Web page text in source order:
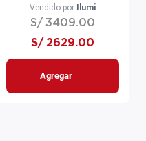
Vendido por Ilumi
S/ 3409.00
S/ 2629.00
Agregar